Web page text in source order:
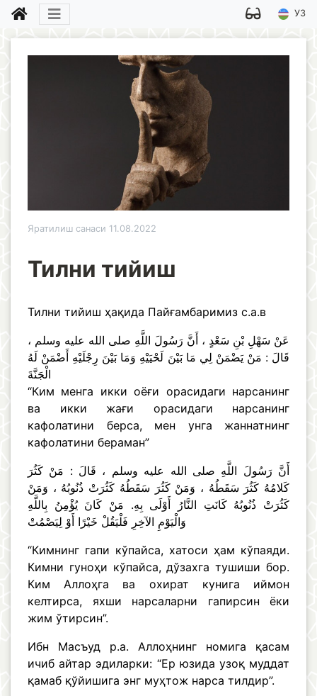
УЗ
Яратилиш санаси 11.08.2022
Тилни тийиш
Тилни тийиш ҳақида Пайғамбаримиз с.а.в
عَنْ سَهْلِ بْنِ سَعْدٍ ، أَنَّ رَسُولَ اللَّهِ صلى الله عليه وسلم ،
قَالَ : مَنْ يَضْمَنْ لِي مَا بَيْنَ لَحْيَيْهِ وَمَا بَيْنَ رِجْلَيْهِ أَضْمَنْ لَهُ
الْجَنَّةَ
“Ким менга икки оёғи орасидаги нарсанинг
ва икки жағи орасидаги нарсанинг
кафолатини берса, мен унга жаннатнинг
кафолатини бераман”
أَنَّ رَسُولَ اللَّهِ صلى الله عليه وسلم ، قَالَ : مَنْ كَثُرَ
كَلامُهُ كَثُرَ سَقَطُهُ ، وَمَنْ كَثُرَ سَقَطُهُ كَثُرَتْ ذُنُوبُهُ ، وَمَنْ
كَثُرَتْ ذُنُوبُهُ كَانَتِ النَّارُ أَوْلَى بِهِ. مَنْ كَانَ يُؤْمِنُ بِاللَّهِ
وَالْيَوْمِ الآخِرِ فَلْيَقُلْ خَيْرًا أَوْ لِيَصْمُتْ
“Кимнинг гапи кўпайса, хатоси ҳам кўпаяди.
Кимни гуноҳи кўпайса, дўзахга тушиши бор.
Ким Аллоҳга ва охират кунига иймон
келтирса, яхши нарсаларни гапирсин ёки
жим ўтирсин”.
Ибн Масъуд р.а. Аллоҳнинг номига қасам
ичиб айтар эдиларки: “Ер юзида узоқ муддат
қамаб қўйишига энг муҳтож нарса тилдир”.